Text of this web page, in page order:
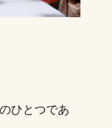
ひとつであ